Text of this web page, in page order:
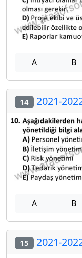
A B
14 2021-
A B
15 2021-